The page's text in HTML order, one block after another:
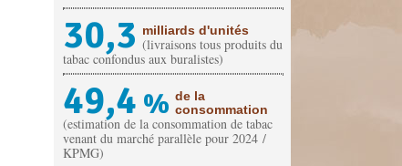
30,3 milliards d'unités
(livraisons tous produits du
tabac confondus aux buralistes)
49,4 % de la
consommation
(estimation de la consommation de tabac
venant du marché parallèle pour 2024 /
KPMG)